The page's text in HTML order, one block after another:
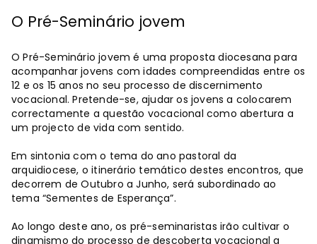
O Pré-Seminário jovem
O Pré-Seminário jovem é uma proposta diocesana para
acompanhar jovens com idades compreendidas entre os
12 e os 15 anos no seu processo de discernimento
vocacional. Pretende-se, ajudar os jovens a colocarem
correctamente a questão vocacional como abertura a
um projecto de vida com sentido.
Em sintonia com o tema do ano pastoral da
arquidiocese, o itinerário temático destes encontros, que
decorrem de Outubro a Junho, será subordinado ao
tema “Sementes de Esperança”.
Ao longo deste ano, os pré-seminaristas irão cultivar o
dinamismo do processo de descoberta vocacional a